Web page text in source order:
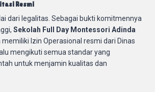
Resmi
dari legalitas. Sebagai bukti komitmennya
Sekolah Full Day Montessori Adinda
Izin Operasional resmi dari Dinas
mengikuti semua standar yang
untuk menjamin kualitas dan